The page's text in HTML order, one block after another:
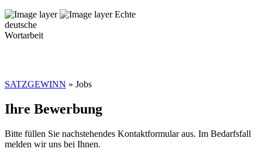
Echte
deutsche
Wortarbeit
SATZGEWINN » Jobs
Ihre Bewerbung
Bitte füllen Sie nachstehendes Kontaktformular aus. Im Bedarfsfall
melden wir uns bei Ihnen.